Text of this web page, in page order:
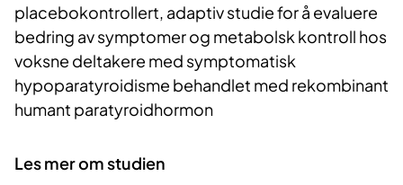
placebokontrollert, adaptiv studie for å evaluere
bedring av symptomer og metabolsk kontroll hos
voksne deltakere med symptomatisk
hypoparatyroidisme behandlet med rekombinant
humant paratyroidhormon
Les mer om studien